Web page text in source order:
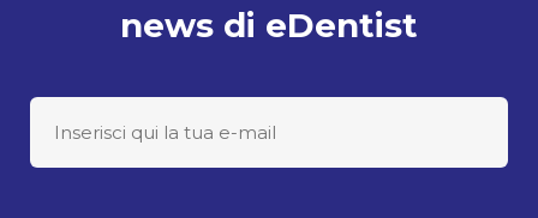
news di eDentist